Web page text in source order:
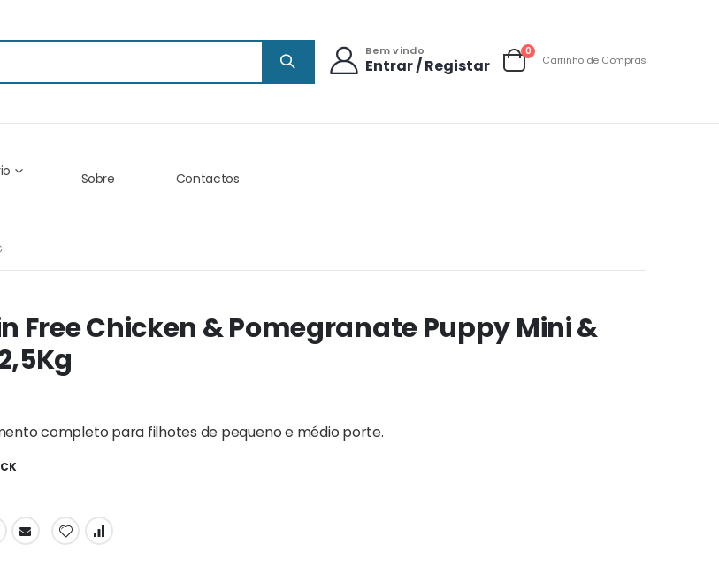
Bem vindo
Entrar / Registar Carrinho
0items
Carrinho de Compras
Sobre Contactos
Free Chicken & Pomegranate Puppy Mini &
completo para filhotes de pequeno e médio porte.